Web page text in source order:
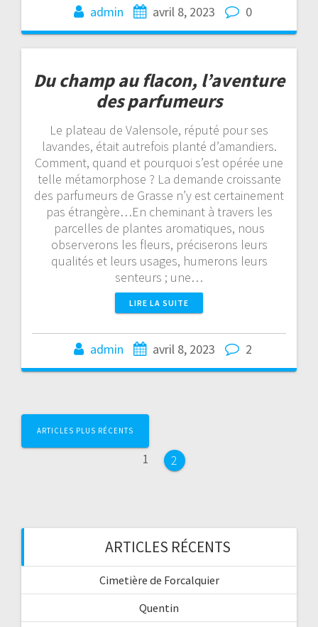
admin avril 8, 2023 0
Du champ au flacon, l’aventure
des parfumeurs
Le plateau de Valensole, réputé pour ses
lavandes, était autrefois planté d’amandiers.
Comment, quand et pourquoi s’est opérée une
telle métamorphose ? La demande croissante
des parfumeurs de Grasse n’y est certainement
pas étrangère…En cheminant à travers les
parcelles de plantes aromatiques, nous
observerons les fleurs, préciserons leurs
qualités et leurs usages, humerons leurs
senteurs ; une…
LIRE LA SUITE
admin avril 8, 2023 2
Navigation
au
ARTICLES PLUS RÉCENTS
Page
1 Page
2
ARTICLES RÉCENTS
Cimetière de Forcalquier
Quentin